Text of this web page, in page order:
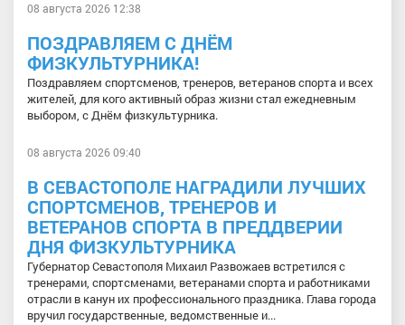
08 августа 2026 12:38
ПОЗДРАВЛЯЕМ С ДНЁМ
ФИЗКУЛЬТУРНИКА!
Поздравляем спортсменов, тренеров, ветеранов спорта и всех
жителей, для кого активный образ жизни стал ежедневным
выбором, с Днём физкультурника.
08 августа 2026 09:40
В СЕВАСТОПОЛЕ НАГРАДИЛИ ЛУЧШИХ
СПОРТСМЕНОВ, ТРЕНЕРОВ И
ВЕТЕРАНОВ СПОРТА В ПРЕДДВЕРИИ
ДНЯ ФИЗКУЛЬТУРНИКА
Губернатор Севастополя Михаил Развожаев встретился с
тренерами, спортсменами, ветеранами спорта и работниками
отрасли в канун их профессионального праздника. Глава города
вручил государственные, ведомственные и...